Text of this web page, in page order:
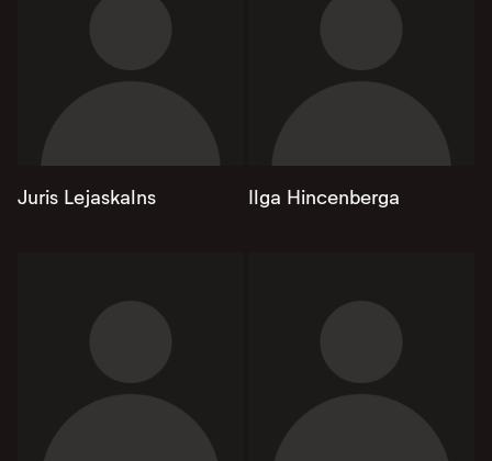
Juris Lejaskalns Ilga Hincenberga